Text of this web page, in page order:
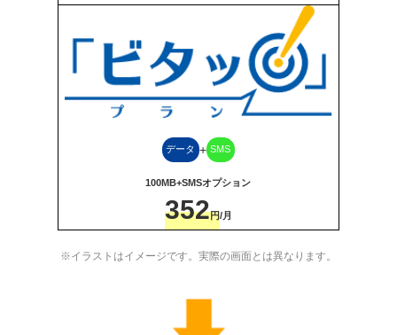
データ + SMS
100MB+SMSオプション
352円/月
※イラストはイメージです。実際の画面とは異なります。